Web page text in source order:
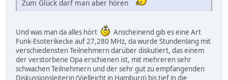
Zum Glück darf man aber hören
Und was man da alles hört
Anscheinend gib es eine Art
Funk-Esoterikecke auf 27,280 MHz, da wurde Stundenlang mit
verschiedensten Teilnehmern darüber diskutiert, das einem
der verstorbene Opa erschienen ist, mit mehreren sehr
schwachen Teilnehmern und der sehr gut zu empfangenden
Diskussionsleiterin (Vielleicht in Hamburg) bis tief in die